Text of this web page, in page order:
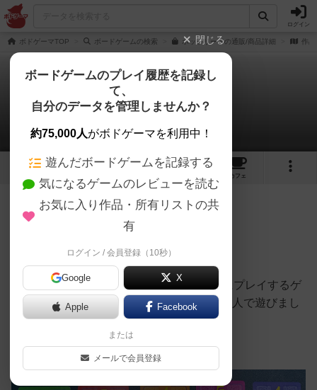
ログイン
ボドゲーマTOP ボードゲームの検索 ホットリードの通販/商品詳細 作品
ホットリード
おとんさんのレビュー
2 4
カフェ
166名 1名 0 約1年前
ボドゲ400種を所有し、軽〜中量級を中心にプレイするゲ
ーマーの感想です。ボードゲーム会にて、4人で遊びまし
た。2025年6月
閉じる
ボードゲームのプレイ履歴を記録し
て、
自分のデータを管理しませんか？
約75,000人がボドゲーマを利用中！
遊んだボードゲームを記録する
気になるゲームのレビューを読む
お気に入り作品・所有リストの共
有
ログイン / 会員登録（10秒）
Google X
Apple Facebook
または
メールで会員登録